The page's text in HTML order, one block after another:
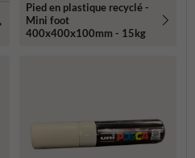
Pied en plastique recyclé -
Mini foot
400x400x100mm - 15kg